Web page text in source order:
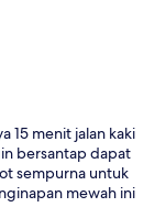
15 menit jalan kaki
bersantap dapat
sempurna untuk
mewah ini